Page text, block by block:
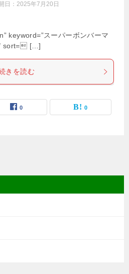
日： 2025年7月20日
keyword=”スーパーボンバーマ
sort= […]
きを読む
0 0